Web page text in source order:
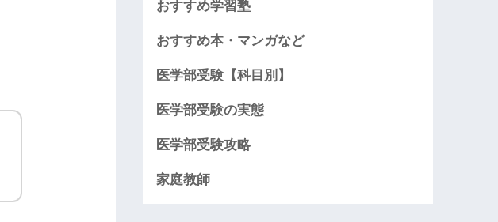
おすすめ学習塾
おすすめ本・マンガなど
医学部受験【科目別】
医学部受験の実態
医学部受験攻略
家庭教師